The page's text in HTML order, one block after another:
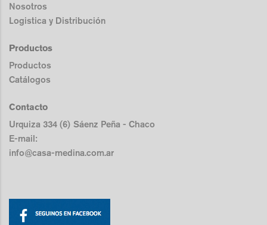
Nosotros
Logistica y Distribución
Productos
Productos
Catálogos
Contacto
Urquiza 334 (6) Sáenz Peña - Chaco
E-mail:
info@casa-medina.com.ar